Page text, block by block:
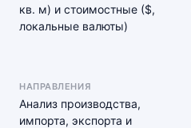
кв. м) и стоимостные ($,
локальные валюты)
НАПРАВЛЕНИЯ
Анализ производства,
импорта, экспорта и